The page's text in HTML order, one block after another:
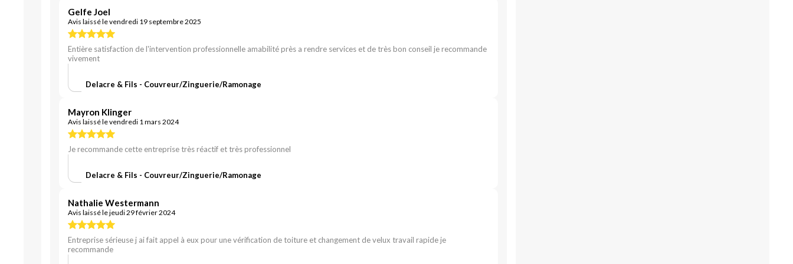
Gelfe Joel
Avis laissé le vendredi 19 septembre 2025
Entière satisfaction de l'intervention professionnelle amabilité près a rendre services et de très bon conseil je recommande
vivement
Delacre & Fils - Couvreur/Zinguerie/Ramonage
Mayron Klinger
Avis laissé le vendredi 1 mars 2024
Je recommande cette entreprise très réactif et très professionnel
Delacre & Fils - Couvreur/Zinguerie/Ramonage
Nathalie Westermann
Avis laissé le jeudi 29 février 2024
Entreprise sérieuse j ai fait appel à eux pour une vérification de toiture et changement de velux travail rapide je
recommande